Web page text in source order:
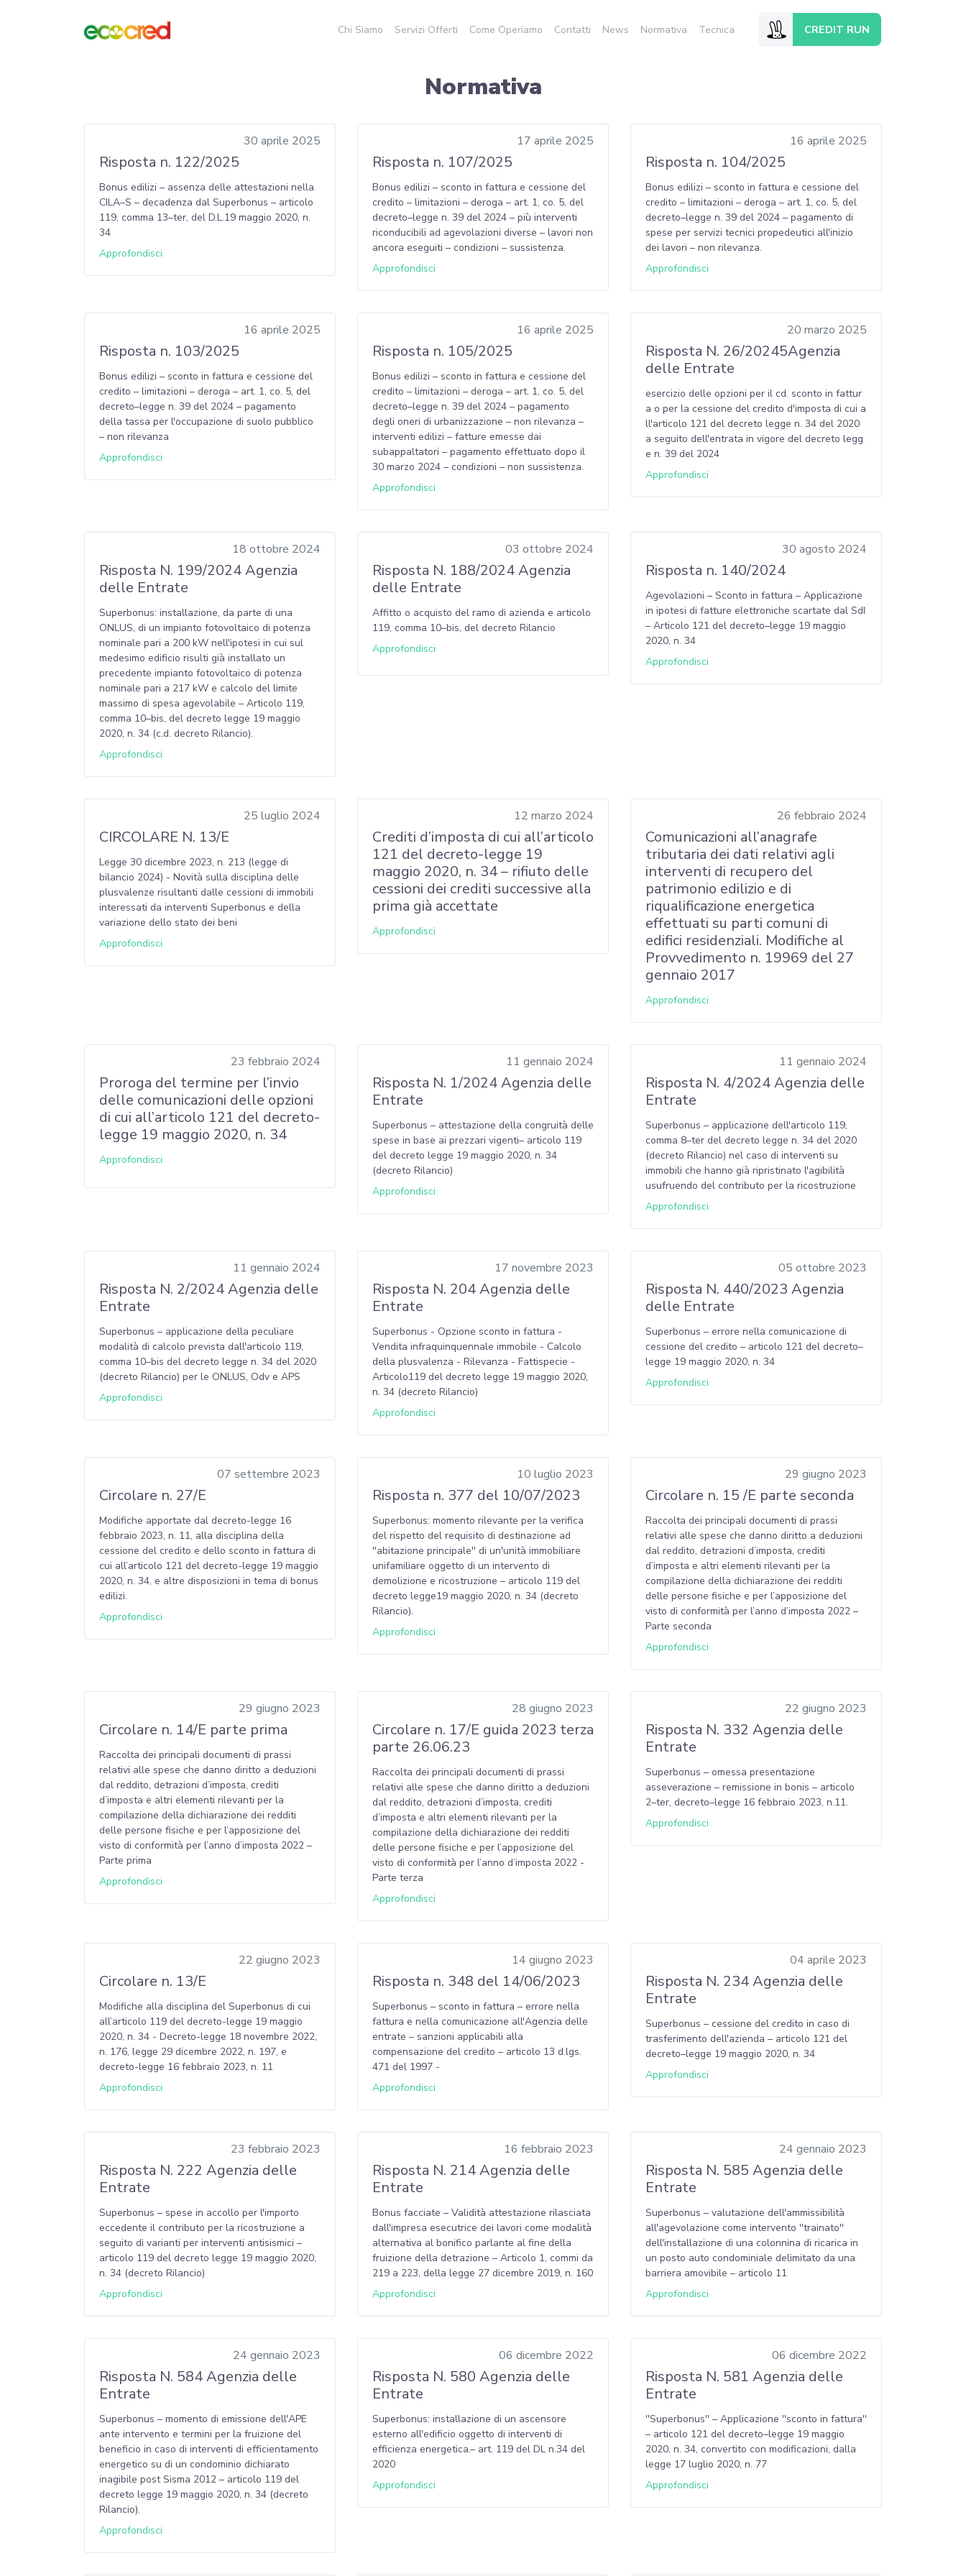
Chi Siamo Servizi Offerti Come Operiamo Contatti News Normativa Tecnica CREDIT RUN
Normativa
30 aprile 2025
Risposta n. 122/2025
Bonus edilizi – assenza delle attestazioni nella
CILA–S – decadenza dal Superbonus – articolo
119, comma 13–ter, del D.L.19 maggio 2020, n.
34
Approfondisci
17 aprile 2025
Risposta n. 107/2025
Bonus edilizi – sconto in fattura e cessione del
credito – limitazioni – deroga – art. 1, co. 5, del
decreto–legge n. 39 del 2024 – più interventi
riconducibili ad agevolazioni diverse – lavori non
ancora eseguiti – condizioni – sussistenza.
Approfondisci
16 aprile 2025
Risposta n. 104/2025
Bonus edilizi – sconto in fattura e cessione del
credito – limitazioni – deroga – art. 1, co. 5, del
decreto–legge n. 39 del 2024 – pagamento di
spese per servizi tecnici propedeutici all'inizio
dei lavori – non rilevanza.
Approfondisci
16 aprile 2025
Risposta n. 103/2025
Bonus edilizi – sconto in fattura e cessione del
credito – limitazioni – deroga – art. 1, co. 5, del
decreto–legge n. 39 del 2024 – pagamento
della tassa per l'occupazione di suolo pubblico
– non rilevanza
Approfondisci
16 aprile 2025
Risposta n. 105/2025
Bonus edilizi – sconto in fattura e cessione del
credito – limitazioni – deroga – art. 1, co. 5, del
decreto–legge n. 39 del 2024 – pagamento
degli oneri di urbanizzazione – non rilevanza –
interventi edilizi – fatture emesse dai
subappaltatori – pagamento effettuato dopo il
30 marzo 2024 – condizioni – non sussistenza.
Approfondisci
20 marzo 2025
Risposta N. 26/20245Agenzia
delle Entrate
esercizio delle opzioni per il cd. sconto in fattur
a o per la cessione del credito d'imposta di cui a
ll'articolo 121 del decreto legge n. 34 del 2020
a seguito dell'entrata in vigore del decreto legg
e n. 39 del 2024
Approfondisci
18 ottobre 2024
Risposta N. 199/2024 Agenzia
delle Entrate
Superbonus: installazione, da parte di una
ONLUS, di un impianto fotovoltaico di potenza
nominale pari a 200 kW nell'ipotesi in cui sul
medesimo edificio risulti già installato un
precedente impianto fotovoltaico di potenza
nominale pari a 217 kW e calcolo del limite
massimo di spesa agevolabile – Articolo 119,
comma 10–bis, del decreto legge 19 maggio
2020, n. 34 (c.d. decreto Rilancio).
Approfondisci
03 ottobre 2024
Risposta N. 188/2024 Agenzia
delle Entrate
Affitto o acquisto del ramo di azienda e articolo
119, comma 10–bis, del decreto Rilancio
Approfondisci
30 agosto 2024
Risposta n. 140/2024
Agevolazioni – Sconto in fattura – Applicazione
in ipotesi di fatture elettroniche scartate dal SdI
– Articolo 121 del decreto–legge 19 maggio
2020, n. 34
Approfondisci
25 luglio 2024
CIRCOLARE N. 13/E
Legge 30 dicembre 2023, n. 213 (legge di
bilancio 2024) - Novità sulla disciplina delle
plusvalenze risultanti dalle cessioni di immobili
interessati da interventi Superbonus e della
variazione dello stato dei beni
Approfondisci
12 marzo 2024
Crediti d’imposta di cui all’articolo
121 del decreto-legge 19
maggio 2020, n. 34 – rifiuto delle
cessioni dei crediti successive alla
prima già accettate
Approfondisci
26 febbraio 2024
Comunicazioni all’anagrafe
tributaria dei dati relativi agli
interventi di recupero del
patrimonio edilizio e di
riqualificazione energetica
effettuati su parti comuni di
edifici residenziali. Modifiche al
Provvedimento n. 19969 del 27
gennaio 2017
Approfondisci
23 febbraio 2024
Proroga del termine per l’invio
delle comunicazioni delle opzioni
di cui all’articolo 121 del decreto-
legge 19 maggio 2020, n. 34
Approfondisci
11 gennaio 2024
Risposta N. 1/2024 Agenzia delle
Entrate
Superbonus – attestazione della congruità delle
spese in base ai prezzari vigenti– articolo 119
del decreto legge 19 maggio 2020, n. 34
(decreto Rilancio)
Approfondisci
11 gennaio 2024
Risposta N. 4/2024 Agenzia delle
Entrate
Superbonus – applicazione dell'articolo 119,
comma 8–ter del decreto legge n. 34 del 2020
(decreto Rilancio) nel caso di interventi su
immobili che hanno già ripristinato l'agibilità
usufruendo del contributo per la ricostruzione
Approfondisci
11 gennaio 2024
Risposta N. 2/2024 Agenzia delle
Entrate
Superbonus – applicazione della peculiare
modalità di calcolo prevista dall'articolo 119,
comma 10–bis del decreto legge n. 34 del 2020
(decreto Rilancio) per le ONLUS, Odv e APS
Approfondisci
17 novembre 2023
Risposta N. 204 Agenzia delle
Entrate
Superbonus - Opzione sconto in fattura -
Vendita infraquinquennale immobile - Calcolo
della plusvalenza - Rilevanza - Fattispecie -
Articolo119 del decreto legge 19 maggio 2020,
n. 34 (decreto Rilancio)
Approfondisci
05 ottobre 2023
Risposta N. 440/2023 Agenzia
delle Entrate
Superbonus – errore nella comunicazione di
cessione del credito – articolo 121 del decreto–
legge 19 maggio 2020, n. 34
Approfondisci
07 settembre 2023
Circolare n. 27/E
Modifiche apportate dal decreto-legge 16
febbraio 2023, n. 11, alla disciplina della
cessione del credito e dello sconto in fattura di
cui all’articolo 121 del decreto-legge 19 maggio
2020, n. 34, e altre disposizioni in tema di bonus
edilizi.
Approfondisci
10 luglio 2023
Risposta n. 377 del 10/07/2023
Superbonus: momento rilevante per la verifica
del rispetto del requisito di destinazione ad
''abitazione principale'' di un'unità immobiliare
unifamiliare oggetto di un intervento di
demolizione e ricostruzione – articolo 119 del
decreto legge19 maggio 2020, n. 34 (decreto
Rilancio).
Approfondisci
29 giugno 2023
Circolare n. 15 /E parte seconda
Raccolta dei principali documenti di prassi
relativi alle spese che danno diritto a deduzioni
dal reddito, detrazioni d’imposta, crediti
d’imposta e altri elementi rilevanti per la
compilazione della dichiarazione dei redditi
delle persone fisiche e per l’apposizione del
visto di conformità per l’anno d’imposta 2022 –
Parte seconda
Approfondisci
29 giugno 2023
Circolare n. 14/E parte prima
Raccolta dei principali documenti di prassi
relativi alle spese che danno diritto a deduzioni
dal reddito, detrazioni d’imposta, crediti
d’imposta e altri elementi rilevanti per la
compilazione della dichiarazione dei redditi
delle persone fisiche e per l’apposizione del
visto di conformità per l’anno d’imposta 2022 –
Parte prima
Approfondisci
28 giugno 2023
Circolare n. 17/E guida 2023 terza
parte 26.06.23
Raccolta dei principali documenti di prassi
relativi alle spese che danno diritto a deduzioni
dal reddito, detrazioni d’imposta, crediti
d’imposta e altri elementi rilevanti per la
compilazione della dichiarazione dei redditi
delle persone fisiche e per l’apposizione del
visto di conformità per l’anno d’imposta 2022 -
Parte terza
Approfondisci
22 giugno 2023
Risposta N. 332 Agenzia delle
Entrate
Superbonus – omessa presentazione
asseverazione – remissione in bonis – articolo
2–ter, decreto–legge 16 febbraio 2023, n.11.
Approfondisci
22 giugno 2023
Circolare n. 13/E
Modifiche alla disciplina del Superbonus di cui
all’articolo 119 del decreto-legge 19 maggio
2020, n. 34 - Decreto-legge 18 novembre 2022,
n. 176, legge 29 dicembre 2022, n. 197, e
decreto-legge 16 febbraio 2023, n. 11
Approfondisci
14 giugno 2023
Risposta n. 348 del 14/06/2023
Superbonus – sconto in fattura – errore nella
fattura e nella comunicazione all'Agenzia delle
entrate – sanzioni applicabili alla
compensazione del credito – articolo 13 d.lgs.
471 del 1997 -
Approfondisci
04 aprile 2023
Risposta N. 234 Agenzia delle
Entrate
Superbonus – cessione del credito in caso di
trasferimento dell'azienda – articolo 121 del
decreto–legge 19 maggio 2020, n. 34
Approfondisci
23 febbraio 2023
Risposta N. 222 Agenzia delle
Entrate
Superbonus – spese in accollo per l'importo
eccedente il contributo per la ricostruzione a
seguito di varianti per interventi antisismici –
articolo 119 del decreto legge 19 maggio 2020,
n. 34 (decreto Rilancio)
Approfondisci
16 febbraio 2023
Risposta N. 214 Agenzia delle
Entrate
Bonus facciate – Validità attestazione rilasciata
dall'impresa esecutrice dei lavori come modalità
alternativa al bonifico parlante al fine della
fruizione della detrazione – Articolo 1, commi da
219 a 223, della legge 27 dicembre 2019, n. 160
Approfondisci
24 gennaio 2023
Risposta N. 585 Agenzia delle
Entrate
Superbonus – valutazione dell'ammissibilità
all'agevolazione come intervento ''trainato''
dell'installazione di una colonnina di ricarica in
un posto auto condominiale delimitato da una
barriera amovibile – articolo 11
Approfondisci
24 gennaio 2023
Risposta N. 584 Agenzia delle
Entrate
Superbonus – momento di emissione dell'APE
ante intervento e termini per la fruizione del
beneficio in caso di interventi di efficientamento
energetico su di un condominio dichiarato
inagibile post Sisma 2012 – articolo 119 del
decreto legge 19 maggio 2020, n. 34 (decreto
Rilancio).
Approfondisci
06 dicembre 2022
Risposta N. 580 Agenzia delle
Entrate
Superbonus: installazione di un ascensore
esterno all'edificio oggetto di interventi di
efficienza energetica.– art. 119 del DL n.34 del
2020
Approfondisci
06 dicembre 2022
Risposta N. 581 Agenzia delle
Entrate
''Superbonus'' – Applicazione ''sconto in fattura''
– articolo 121 del decreto–legge 19 maggio
2020, n. 34, convertito con modificazioni, dalla
legge 17 luglio 2020, n. 77
Approfondisci